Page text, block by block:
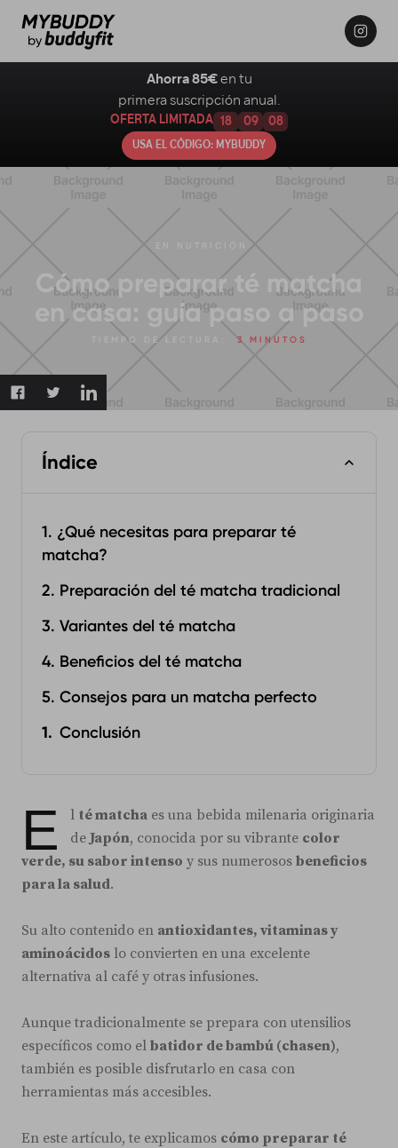
Cómo preparar té matcha
en casa: guía paso a paso
TIEMPO DE LECTURA: 3 MINUTOS
Índice
1. ¿Qué necesitas para preparar té
matcha?
2. Preparación del té matcha tradicional
3. Variantes del té matcha
4. Beneficios del té matcha
5. Consejos para un matcha perfecto
Conclusión
E l té matcha es una bebida milenaria originaria
deJapón, conocida por su vibrante color
verde, su sabor intenso y sus numerosos beneficios
para la salud.
Su alto contenido en antioxidantes, vitaminas y
aminoácidos lo convierten en una excelente
alternativa al café y otras infusiones.
Aunque tradicionalmente se prepara con utensilios
específicos como el batidor de bambú (chasen),
también es posible disfrutarlo en casa con
herramientas más accesibles.
En este artículo, te explicamos cómo preparar té
Ahorra 85€ en tu
primera suscripción anual.
OFERTA LIMITADA 18 09 07
USA EL CÓDIGO: MYBUDDY